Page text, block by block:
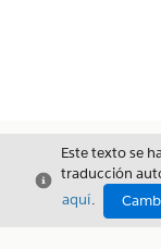
Cerrar
Este texto se
traducción
aquí.